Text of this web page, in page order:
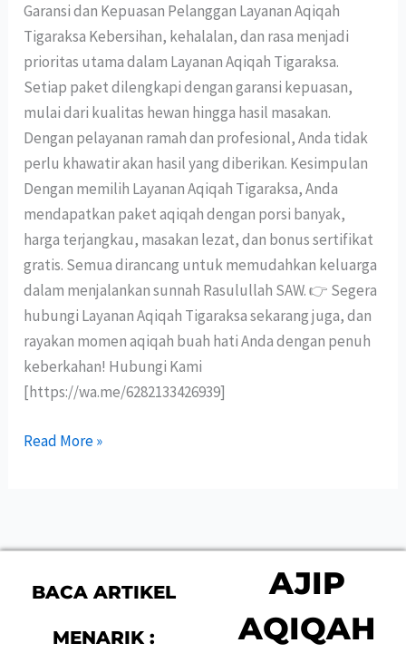
Garansi dan Kepuasan Pelanggan Layanan Aqiqah
Tigaraksa Kebersihan, kehalalan, dan rasa menjadi
prioritas utama dalam Layanan Aqiqah Tigaraksa.
Setiap paket dilengkapi dengan garansi kepuasan,
mulai dari kualitas hewan hingga hasil masakan.
Dengan pelayanan ramah dan profesional, Anda tidak
perlu khawatir akan hasil yang diberikan. Kesimpulan
Dengan memilih Layanan Aqiqah Tigaraksa, Anda
mendapatkan paket aqiqah dengan porsi banyak,
harga terjangkau, masakan lezat, dan bonus sertifikat
gratis. Semua dirancang untuk memudahkan keluarga
dalam menjalankan sunnah Rasulullah SAW. 👉 Segera
hubungi Layanan Aqiqah Tigaraksa sekarang juga, dan
rayakan momen aqiqah buah hati Anda dengan penuh
keberkahan! Hubungi Kami
[https://wa.me/6282133426939]
Read More »
AJIP
AQIQAH
BACA ARTIKEL
MENARIK :